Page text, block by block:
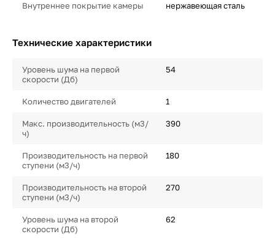
Внутреннее покрытие камеры нержавеющая сталь
Технические характеристики
Уровень шума на первой
скорости (Дб)
54
Количество двигателей 1
Макс. производительность (м3/
ч)
390
Производительность на первой
ступени (м3/ч)
180
Производительность на второй
ступени (м3/ч)
270
Уровень шума на второй
скорости (Дб)
62